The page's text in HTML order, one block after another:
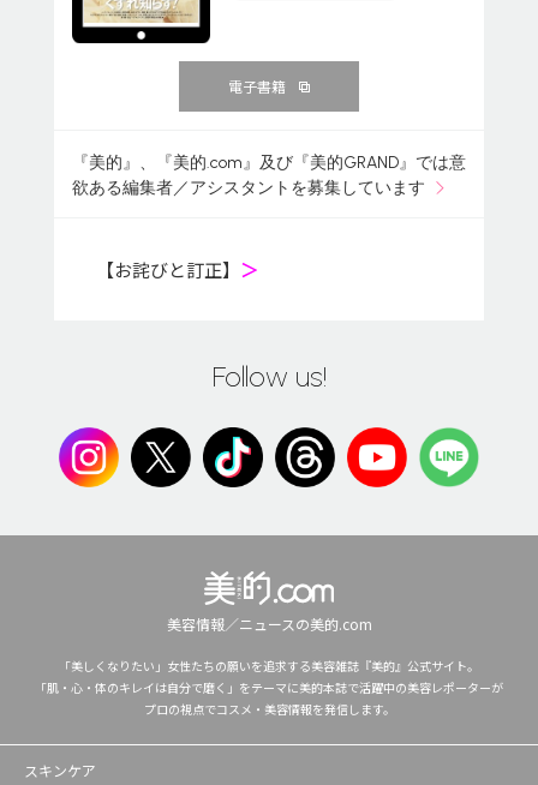
電子書籍
『美的』、『美的.com』及び『美的GRAND』では意
欲ある編集者／アシスタントを募集しています
【お詫びと訂正】 ＞
Follow us!
美容情報／ニュースの美的.com
「美しくなりたい」女性たちの願いを追求する美容雑誌『美的』公式サイト。
「肌・心・体のキレイは自分で磨く」をテーマに美的本誌で活躍中の美容レポーターが
プロの視点でコスメ・美容情報を発信します。
スキンケア